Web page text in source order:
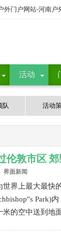
门户网站-河南户
活动
队 活动
伦敦市区
界面新闻
世界上最大最快
Park)
米的空中送到地